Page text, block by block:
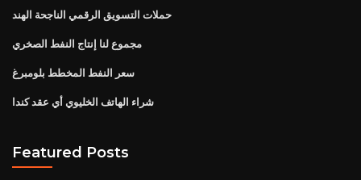
حملات التسويق الرقمي الناجحة الهند
مجموع لنا إنتاج النفط الصخري
سعر النفط المخطط بلومبرغ
شراء الهاتف الخليوي أي عقد كندا
Featured Posts